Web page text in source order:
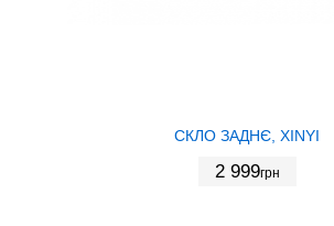
СКЛО ЗАДНЄ, XINYI
2 999грн